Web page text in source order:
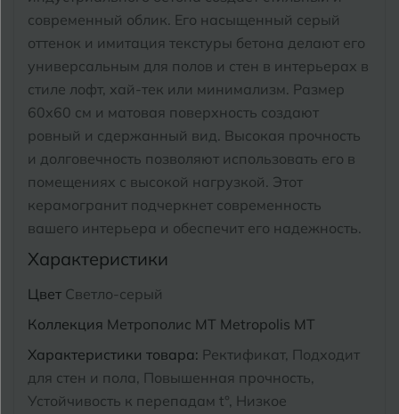
современный облик. Его насыщенный серый
оттенок и имитация текстуры бетона делают его
универсальным для полов и стен в интерьерах в
стиле лофт, хай-тек или минимализм. Размер
60x60 см и матовая поверхность создают
ровный и сдержанный вид. Высокая прочность
и долговечность позволяют использовать его в
помещениях с высокой нагрузкой. Этот
керамогранит подчеркнет современность
вашего интерьера и обеспечит его надежность.
Характеристики
Цвет Светло-серый
Коллекция Метрополис MT Metropolis MT
Характеристики товара: Ректификат, Подходит
для стен и пола, Повышенная прочность,
Устойчивость к перепадам t°, Низкое
Ижевск
Кемерово
Ковров
Котлас
Краснодар
Магнитогорск
Томск
Тула
Тюмень
У
Ульяновск
Ч Чебоксары
Челябинск